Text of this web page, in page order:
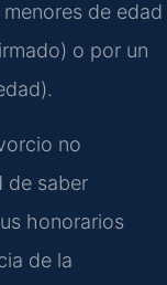
de edad
o por un
no
de saber
honorarios
de la